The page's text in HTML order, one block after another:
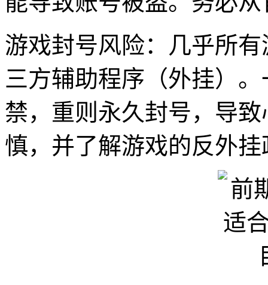
游戏封号风险：几乎所
三方辅助程序（外挂）
禁，重则永久封号，导
慎，并了解游戏的反外挂